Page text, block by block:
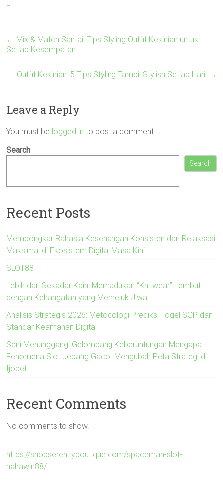
“`
← Mix & Match Santai: Tips Styling Outfit Kekinian untuk
Setiap Kesempatan
Outfit Kekinian: 5 Tips Styling Tampil Stylish Setiap Hari! →
Leave a Reply
You must be logged in to post a comment.
Search
Search
Recent Posts
Membongkar Rahasia Kesenangan Konsisten dan Relaksasi
Maksimal di Ekosistem Digital Masa Kini
SLOT88
Lebih dari Sekadar Kain: Memadukan “Knitwear” Lembut
dengan Kehangatan yang Memeluk Jiwa
Analisis Strategis 2026: Metodologi Prediksi Togel SGP dan
Standar Keamanan Digital
Seni Menunggangi Gelombang Keberuntungan Mengapa
Fenomena Slot Jepang Gacor Mengubah Peta Strategi di
Ijobet
Recent Comments
No comments to show.
https://shopserenityboutique.com/spaceman-slot-
hahawin88/